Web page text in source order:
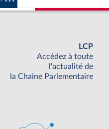
LCP
Accédez à toute
l'actualité de
la Chaine Parlementaire